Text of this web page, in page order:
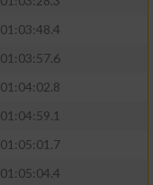
01:03:48.4
01:03:57.6
01:04:02.8
01:04:59.1
01:05:01.7
01:05:04.4